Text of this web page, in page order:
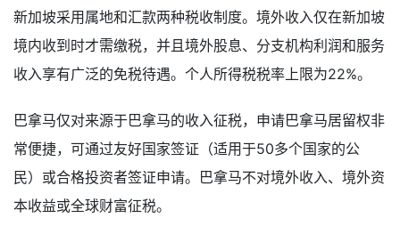
新加坡采用属地和汇款两种税收制度。境外收入仅在新加坡
境内收到时才需缴税，并且境外股息、分支机构利润和服务
收入享有广泛的免税待遇。个人所得税税率上限为22%。
巴拿马仅对来源于巴拿马的收入征税，申请巴拿马居留权非
常便捷，可通过友好国家签证（适用于50多个国家的公
民）或合格投资者签证申请。巴拿马不对境外收入、境外资
本收益或全球财富征税。